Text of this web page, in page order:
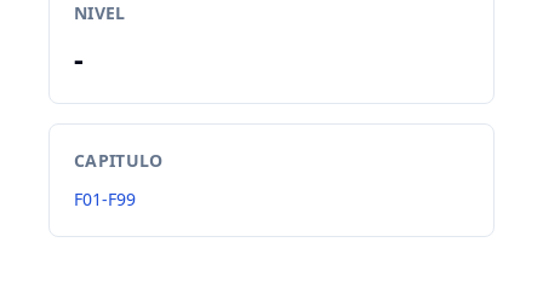
NIVEL
-
CAPITULO
F01-F99